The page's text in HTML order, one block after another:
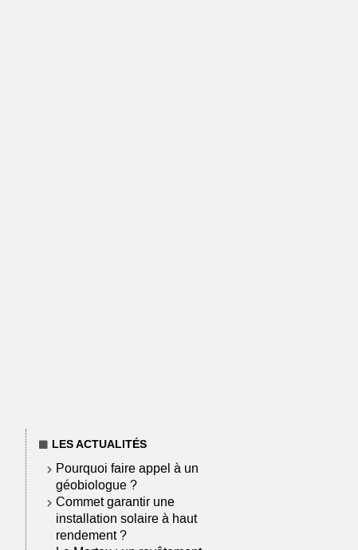
LES ACTUALITÉS
Pourquoi faire appel à un
géobiologue ?
Commet garantir une
installation solaire à haut
rendement ?